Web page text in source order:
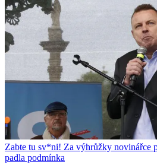
Zabte tu sv*ni! Za výhrůžky novinářce
padla podmínka